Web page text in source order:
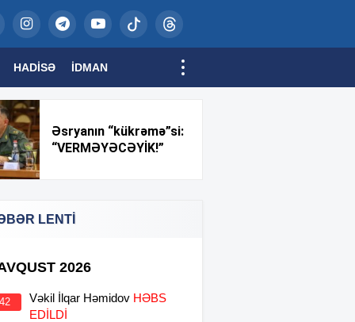
HADISƏ İDMAN
Əsryanın “kükrəmə”si:
“VERMƏYƏCƏYİK!”
LENTİ
2026
Vəkil İlqar Həmidov HƏBS
EDİLDİ